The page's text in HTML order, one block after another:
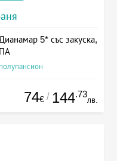
5* със закуска,
74€ / 144.73
лв.